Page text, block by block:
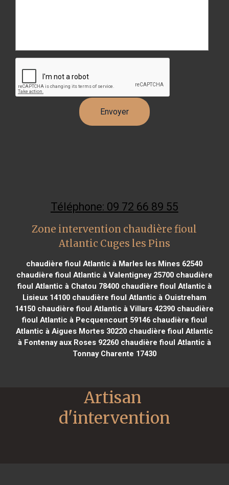
Téléphone: 09 72 66 89 55
Zone intervention chaudière fioul
Atlantic Cuges les Pins
chaudière fioul Atlantic à Marles les Mines 62540
chaudière fioul Atlantic à Valentigney 25700chaudière
fioul Atlantic à Chatou 78400chaudière fioul Atlantic à
Lisieux 14100chaudière fioul Atlantic à Ouistreham
14150 chaudière fioul Atlantic à Villars 42390 chaudière
fioul Atlantic à Pecquencourt 59146chaudière fioul
Atlantic à Aigues Mortes 30220chaudière fioul Atlantic
à Fontenay aux Roses 92260chaudière fioul Atlantic à
Tonnay Charente 17430
Artisan
d'intervention